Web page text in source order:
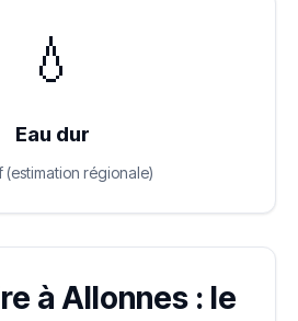
💧
Eau dur
(estimation régionale)
à Allonnes : le